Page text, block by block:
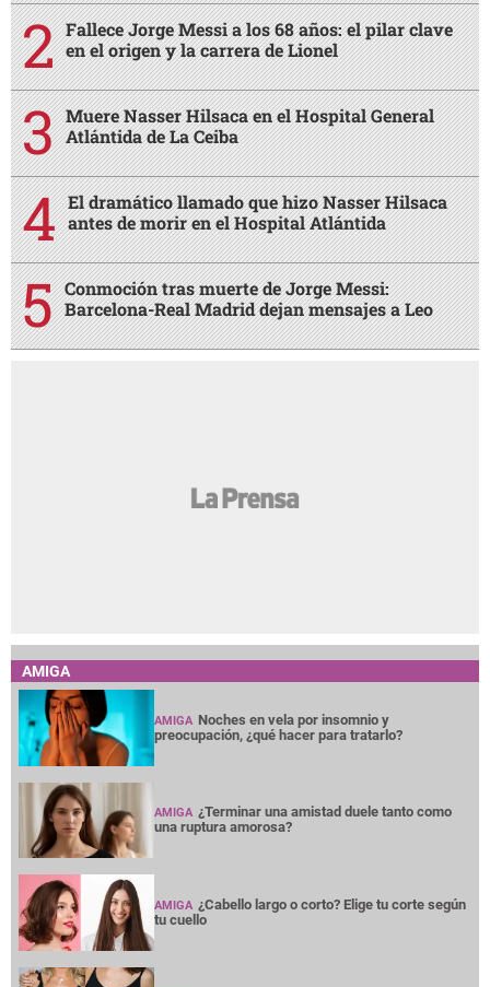
Fallece Jorge Messi a los 68 años: el pilar clave
en el origen y la carrera de Lionel
Muere Nasser Hilsaca en el Hospital General
Atlántida de La Ceiba
El dramático llamado que hizo Nasser Hilsaca
antes de morir en el Hospital Atlántida
Conmoción tras muerte de Jorge Messi:
Barcelona-Real Madrid dejan mensajes a Leo
AMIGA
AMIGA Noches en vela por insomnio y
preocupación, ¿qué hacer para tratarlo?
AMIGA ¿Terminar una amistad duele tanto como
una ruptura amorosa?
AMIGA ¿Cabello largo o corto? Elige tu corte según
tu cuello